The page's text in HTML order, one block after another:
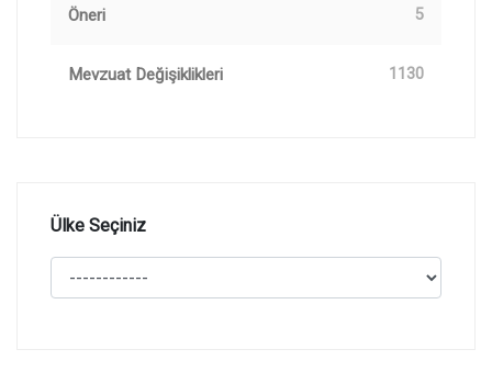
Öneri 5
Mevzuat Değişiklikleri 1130
Ülke Seçiniz